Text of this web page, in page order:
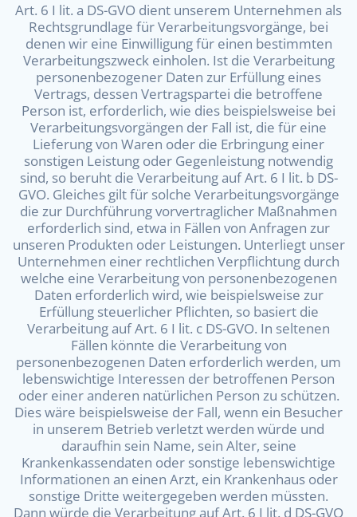
Art. 6 I lit. a DS-GVO dient unserem Unternehmen als
Rechtsgrundlage für Verarbeitungsvorgänge, bei
denen wir eine Einwilligung für einen bestimmten
Verarbeitungszweck einholen. Ist die Verarbeitung
personenbezogener Daten zur Erfüllung eines
Vertrags, dessen Vertragspartei die betroffene
Person ist, erforderlich, wie dies beispielsweise bei
Verarbeitungsvorgängen der Fall ist, die für eine
Lieferung von Waren oder die Erbringung einer
sonstigen Leistung oder Gegenleistung notwendig
sind, so beruht die Verarbeitung auf Art. 6 I lit. b DS-
GVO. Gleiches gilt für solche Verarbeitungsvorgänge
die zur Durchführung vorvertraglicher Maßnahmen
erforderlich sind, etwa in Fällen von Anfragen zur
unseren Produkten oder Leistungen. Unterliegt unser
Unternehmen einer rechtlichen Verpflichtung durch
welche eine Verarbeitung von personenbezogenen
Daten erforderlich wird, wie beispielsweise zur
Erfüllung steuerlicher Pflichten, so basiert die
Verarbeitung auf Art. 6 I lit. c DS-GVO. In seltenen
Fällen könnte die Verarbeitung von
personenbezogenen Daten erforderlich werden, um
lebenswichtige Interessen der betroffenen Person
oder einer anderen natürlichen Person zu schützen.
Dies wäre beispielsweise der Fall, wenn ein Besucher
in unserem Betrieb verletzt werden würde und
daraufhin sein Name, sein Alter, seine
Krankenkassendaten oder sonstige lebenswichtige
Informationen an einen Arzt, ein Krankenhaus oder
sonstige Dritte weitergegeben werden müssten.
Dann würde die Verarbeitung auf Art. 6 I lit. d DS-GVO